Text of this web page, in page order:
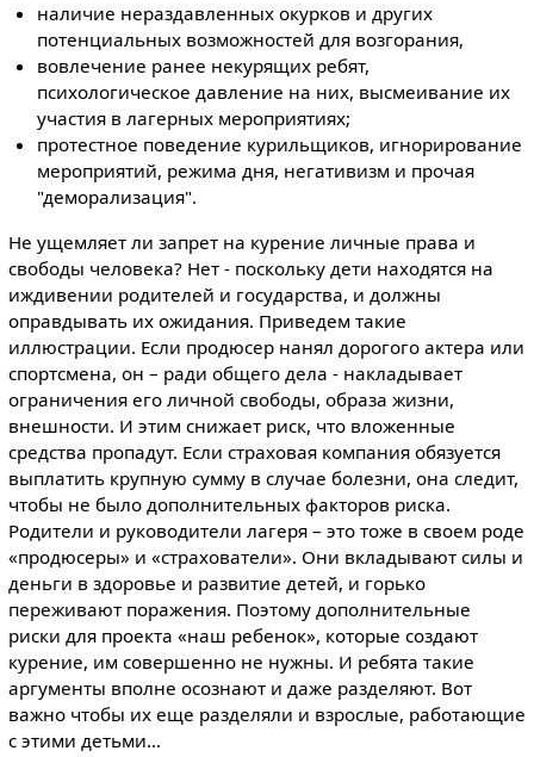
наличие нераздавленных окурков и других
потенциальных возможностей для возгорания,
вовлечение ранее некурящих ребят,
психологическое давление на них, высмеивание их
участия в лагерных мероприятиях;
протестное поведение курильщиков, игнорирование
мероприятий, режима дня, негативизм и прочая
"деморализация".
Не ущемляет ли запрет на курение личные права и
свободы человека? Нет - поскольку дети находятся на
иждивении родителей и государства, и должны
оправдывать их ожидания. Приведем такие
иллюстрации. Если продюсер нанял дорогого актера или
спортсмена, он – ради общего дела - накладывает
ограничения его личной свободы, образа жизни,
внешности. И этим снижает риск, что вложенные
средства пропадут. Если страховая компания обязуется
выплатить крупную сумму в случае болезни, она следит,
чтобы не было дополнительных факторов риска.
Родители и руководители лагеря – это тоже в своем роде
«продюсеры» и «страхователи». Они вкладывают силы и
деньги в здоровье и развитие детей, и горько
переживают поражения. Поэтому дополнительные
риски для проекта «наш ребенок», которые создают
курение, им совершенно не нужны. И ребята такие
аргументы вполне осознают и даже разделяют. Вот
важно чтобы их еще разделяли и взрослые, работающие
с этими детьми...